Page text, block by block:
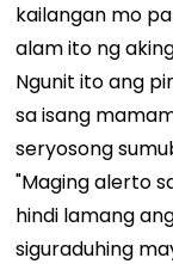
kailangan mo
alam ito ng
Ngunit ito ang
sa isang
seryosong
"Maging alerto
hindi lamang
siguraduhing